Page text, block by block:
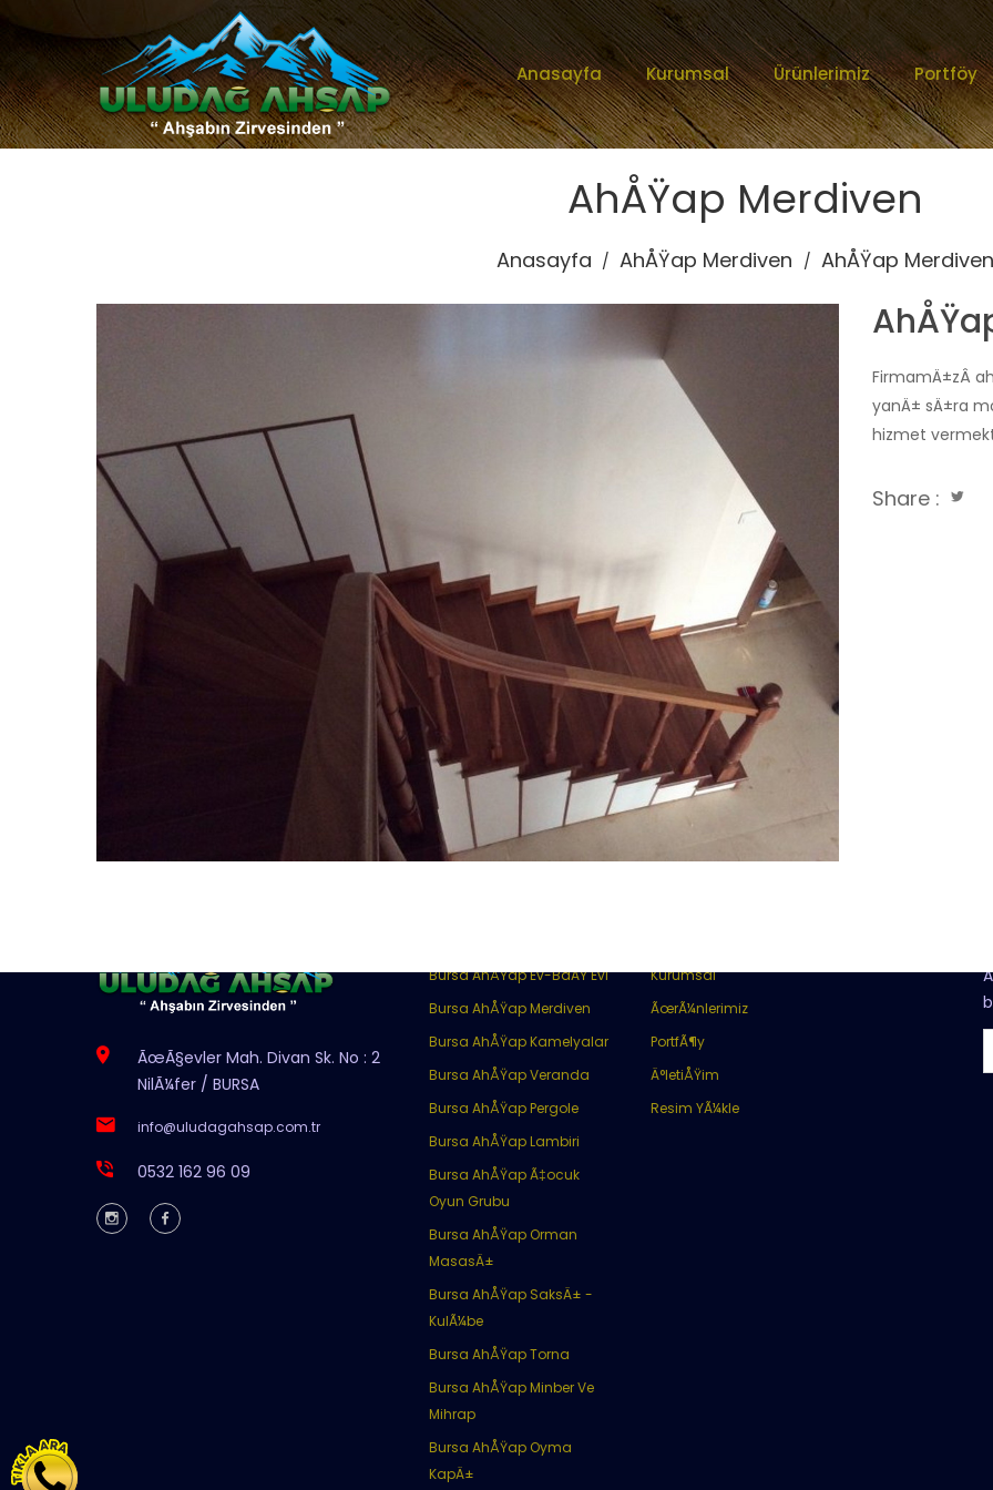
Anasayfa Kurumsal Ürünlerimiz Portföy
AhÅŸap Merdiven
Anasayfa / AhÅŸap Merdiven / AhÅŸap Merdiven
FirmamÄ±zÂ
yanÄ± sÄ±ra
hizmet
Share :
ÃœÃ§evler Mah. Divan Sk. No : 2
NilÃ¼fer / BURSA
info@uludagahsap.com.tr
0532 162 96 09
Bursa AhÅŸap Ev-BaÄŸ Evi
Bursa AhÅŸap Merdiven
Bursa AhÅŸap Kamelyalar
Bursa AhÅŸap Veranda
Bursa AhÅŸap Pergole
Bursa AhÅŸap Lambiri
Bursa AhÅŸap Ã‡ocuk
Oyun Grubu
Bursa AhÅŸap Orman
MasasÄ±
Bursa AhÅŸap SaksÄ± -
KulÃ¼be
Bursa AhÅŸap Torna
Bursa AhÅŸap Minber Ve
Mihrap
Bursa AhÅŸap Oyma
KapÄ±
Kurumsal
ÃœrÃ¼nlerimiz
PortfÃ¶y
Ä°letiÅŸim
Resim YÃ¼kle